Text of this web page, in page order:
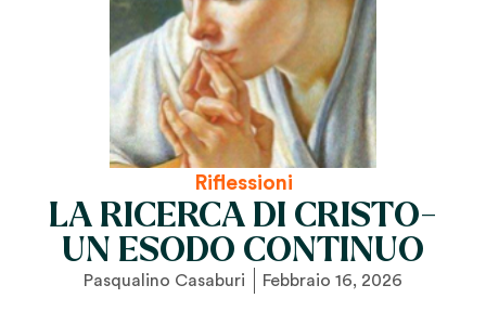
Riflessioni
LA RICERCA DI CRISTO-
UN ESODO CONTINUO
Pasqualino Casaburi Febbraio 16, 2026